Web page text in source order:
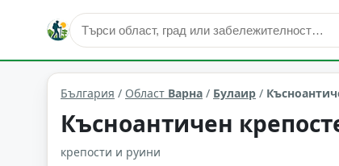
исторически забележителности Булаир Област:
България / Област Варна / Булаир /
Късноантичен
крепости и руини